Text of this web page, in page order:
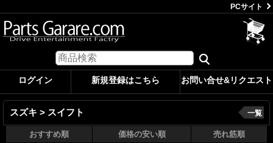
PCサイト
ログイン 新規登録はこちら お問い合せ&リクエスト
スズキ > スイフト 一覧
おすすめ順 価格の安い順 売れ筋順